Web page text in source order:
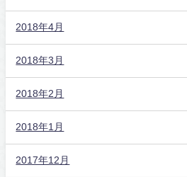
2018年4月
2018年3月
2018年2月
2018年1月
2017年12月